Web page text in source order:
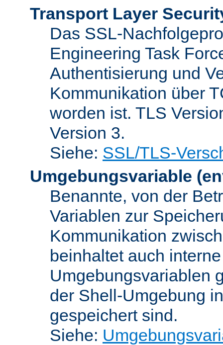
Transport Layer
Das SSL-
Engineering Task
Authentisierung und
Kommunikation über
worden ist. TLS
Version 3.
Siehe: SSL/TLS-
Umgebungsvariable
Benannte, von der
Variablen zur
Kommunikation
beinhaltet auch
Umgebungsvariablen
der Shell-Umgebung
gespeichert sind.
Siehe: